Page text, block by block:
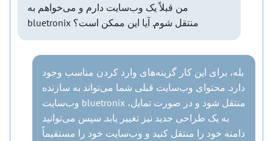
من قبلاً یک وب‌سایت دارم و می‌خواهم به
bluetronix منتقل شوم. آیا این ممکن است؟
بله، برای این کار گزینه‌های وارد کردن مناسب وجود
دارد. محتوای وب‌سایت قبلی شما می‌تواند به سازنده
وب‌سایت bluetronix منتقل شود و در صورت تمایل،
به یک طراحی جدید نیز تغییر یابد. سپس می‌توانید
دامنه خود را منتقل کنید و وب‌سایت خود را مستقیماً